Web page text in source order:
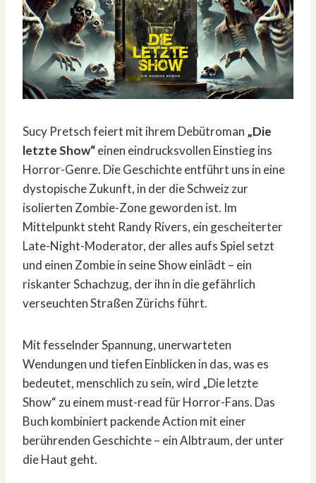
Sucy Pretsch feiert mit ihrem Debütroman „Die
letzte Show“einen eindrucksvollen Einstieg ins
Horror-Genre. Die Geschichte entführt uns in eine
dystopische Zukunft, in der die Schweiz zur
isolierten Zombie-Zone geworden ist. Im
Mittelpunkt steht Randy Rivers, ein gescheiterter
Late-Night-Moderator, der alles aufs Spiel setzt
und einen Zombie in seine Show einlädt – ein
riskanter Schachzug, der ihn in die gefährlich
verseuchten Straßen Zürichs führt.
Mit fesselnder Spannung, unerwarteten
Wendungen und tiefen Einblicken in das, was es
bedeutet, menschlich zu sein, wird „Die letzte
Show“ zu einem must-read für Horror-Fans. Das
Buch kombiniert packende Action mit einer
berührenden Geschichte – ein Albtraum, der unter
die Haut geht.